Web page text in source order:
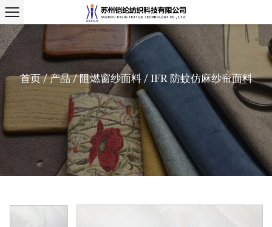
首页/产品/阻燃窗纱面料/ IFR 防蚊仿麻纱帘面料